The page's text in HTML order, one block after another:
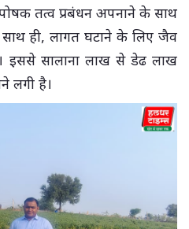
तत्व प्रबंधन अपनाने के साथ
ही, लागत घटाने के लिए जैव
इससे सालाना लाख से डेढ लाख
लगी है।